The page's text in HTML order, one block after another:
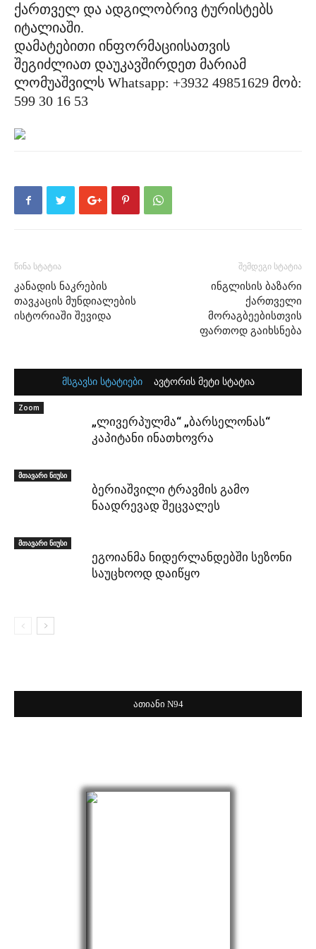
ქართველ და ადგილობრივ ტურისტებს
იტალიაში.
დამატებითი ინფორმაციისათვის
შეგიძლიათ დაუკავშირდეთ მარიამ
ლომუაშვილს Whatsapp: +3932 49851629 მობ:
599 30 16 53
წინა სტატია
კანადის ნაკრების
თავკაცის მუნდიალების
ისტორიაში შევიდა
შემდეგი სტატია
ინგლისის ბაზარი
ქართველი
მორაგბეებისთვის
ფართოდ გაიხსნება
მსგავსი სტატიები ავტორის მეტი სტატია
Zoom
„ლივერპულმა“ „ბარსელონას“
კაპიტანი ინათხოვრა
მთავარი ნიუსი
ბერიაშვილი ტრავმის გამო
ნაადრევად შეცვალეს
მთავარი ნიუსი
ეგოიანმა ნიდერლანდებში სეზონი
საუცხოოდ დაიწყო
ათიანი N94